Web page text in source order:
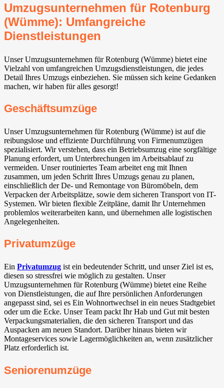
Umzugsunternehmen für Rotenburg
(Wümme): Umfangreiche
Dienstleistungen
Unser Umzugsunternehmen für Rotenburg (Wümme) bietet eine
Vielzahl von umfangreichen Umzugsdienstleistungen, die jedes
Detail Ihres Umzugs einbeziehen. Sie müssen sich keine Gedanken
machen, wir haben für alles gesorgt!
Geschäftsumzüge
Unser Umzugsunternehmen für Rotenburg (Wümme) ist auf die
reibungslose und effiziente Durchführung von Firmenumzügen
spezialisiert. Wir verstehen, dass ein Betriebsumzug eine sorgfältige
Planung erfordert, um Unterbrechungen im Arbeitsablauf zu
vermeiden. Unser routiniertes Team arbeitet eng mit Ihnen
zusammen, um jeden Schritt Ihres Umzugs genau zu planen,
einschließlich der De- und Remontage von Büromöbeln, dem
Verpacken der Arbeitsplätze, sowie dem sicheren Transport von IT-
Systemen. Wir bieten flexible Zeitpläne, damit Ihr Unternehmen
problemlos weiterarbeiten kann, und übernehmen alle logistischen
Angelegenheiten.
Privatumzüge
Ein Privatumzug ist ein bedeutender Schritt, und unser Ziel ist es,
diesen so stressfrei wie möglich zu gestalten. Unser
Umzugsunternehmen für Rotenburg (Wümme) bietet eine Reihe
von Dienstleistungen, die auf Ihre persönlichen Anforderungen
angepasst sind, sei es Ein Wohnortwechsel in ein neues Stadtgebiet
oder um die Ecke. Unser Team packt Ihr Hab und Gut mit besten
Verpackungsmaterialien, die den sicheren Transport und das
Auspacken am neuen Standort. Darüber hinaus bieten wir
Montageservices sowie Lagermöglichkeiten an, wenn zusätzlicher
Platz erforderlich ist.
Seniorenumzüge